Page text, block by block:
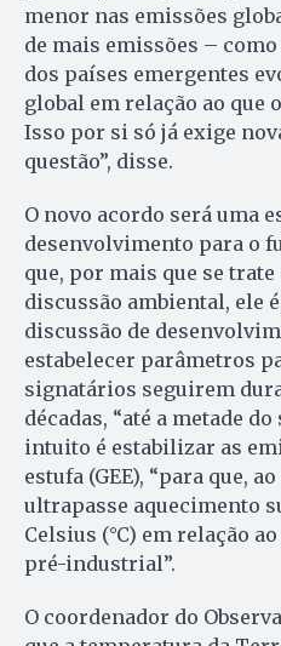
menor nas emissões
de mais emissões –
dos países emergentes
global em relação ao que
Isso por si só já exige
questão”, disse.
O novo acordo será uma
desenvolvimento para o
que, por mais que se
discussão ambiental, ele
discussão de
estabelecer parâmetros
signatários seguirem
décadas, “até a metade
intuito é estabilizar as
estufa (GEE), “para que,
ultrapasse aquecimento
Celsius (°C) em relação
pré-industrial”.
O coordenador do